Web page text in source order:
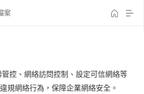
案
控、網絡訪問控制、設定可信網絡等
規網絡行為，保障企業網絡安全。